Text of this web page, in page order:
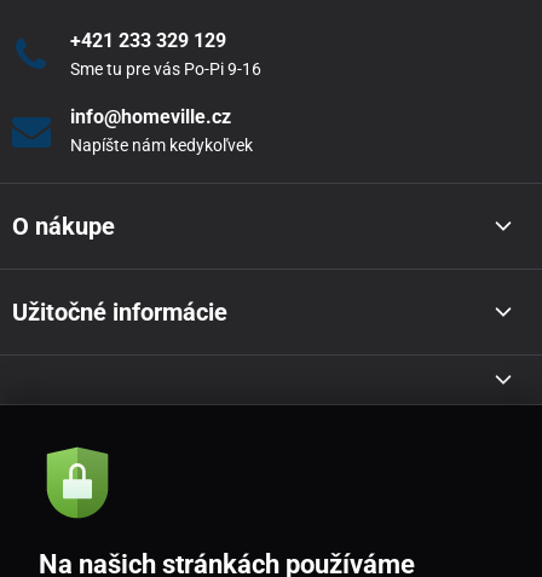
+421 233 329 129
Sme tu pre vás Po-Pi 9-16
info@homeville.cz
Napíšte nám kedykoľvek
O nákupe
Užitočné informácie
Akcie a novinky e-mailom
Souhlasím sezásadami zpracování osobních údajů
Na našich stránkách používáme